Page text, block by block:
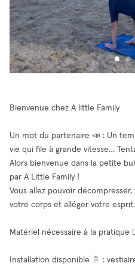
Bienvenue chez A little Family
Un mot du partenaire 📣 : Un
vie qui file à grande vitesse…
Alors bienvenue dans la petite
par A Little Family !
Vous allez pouvoir
votre corps et alléger votre esprit.
Matériel nécessaire à la pratique
Installation disponible 🚿 :